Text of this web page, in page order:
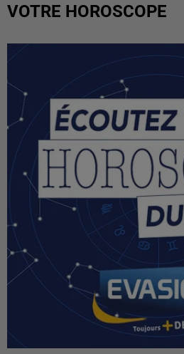
VOTRE HOROSCOPE